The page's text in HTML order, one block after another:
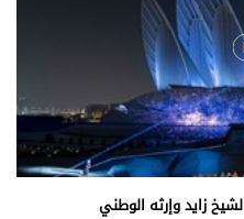
زايد وإرثه الوطني